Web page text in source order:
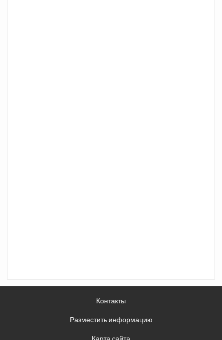
Контакты
Разместить информацию
Карта сайта